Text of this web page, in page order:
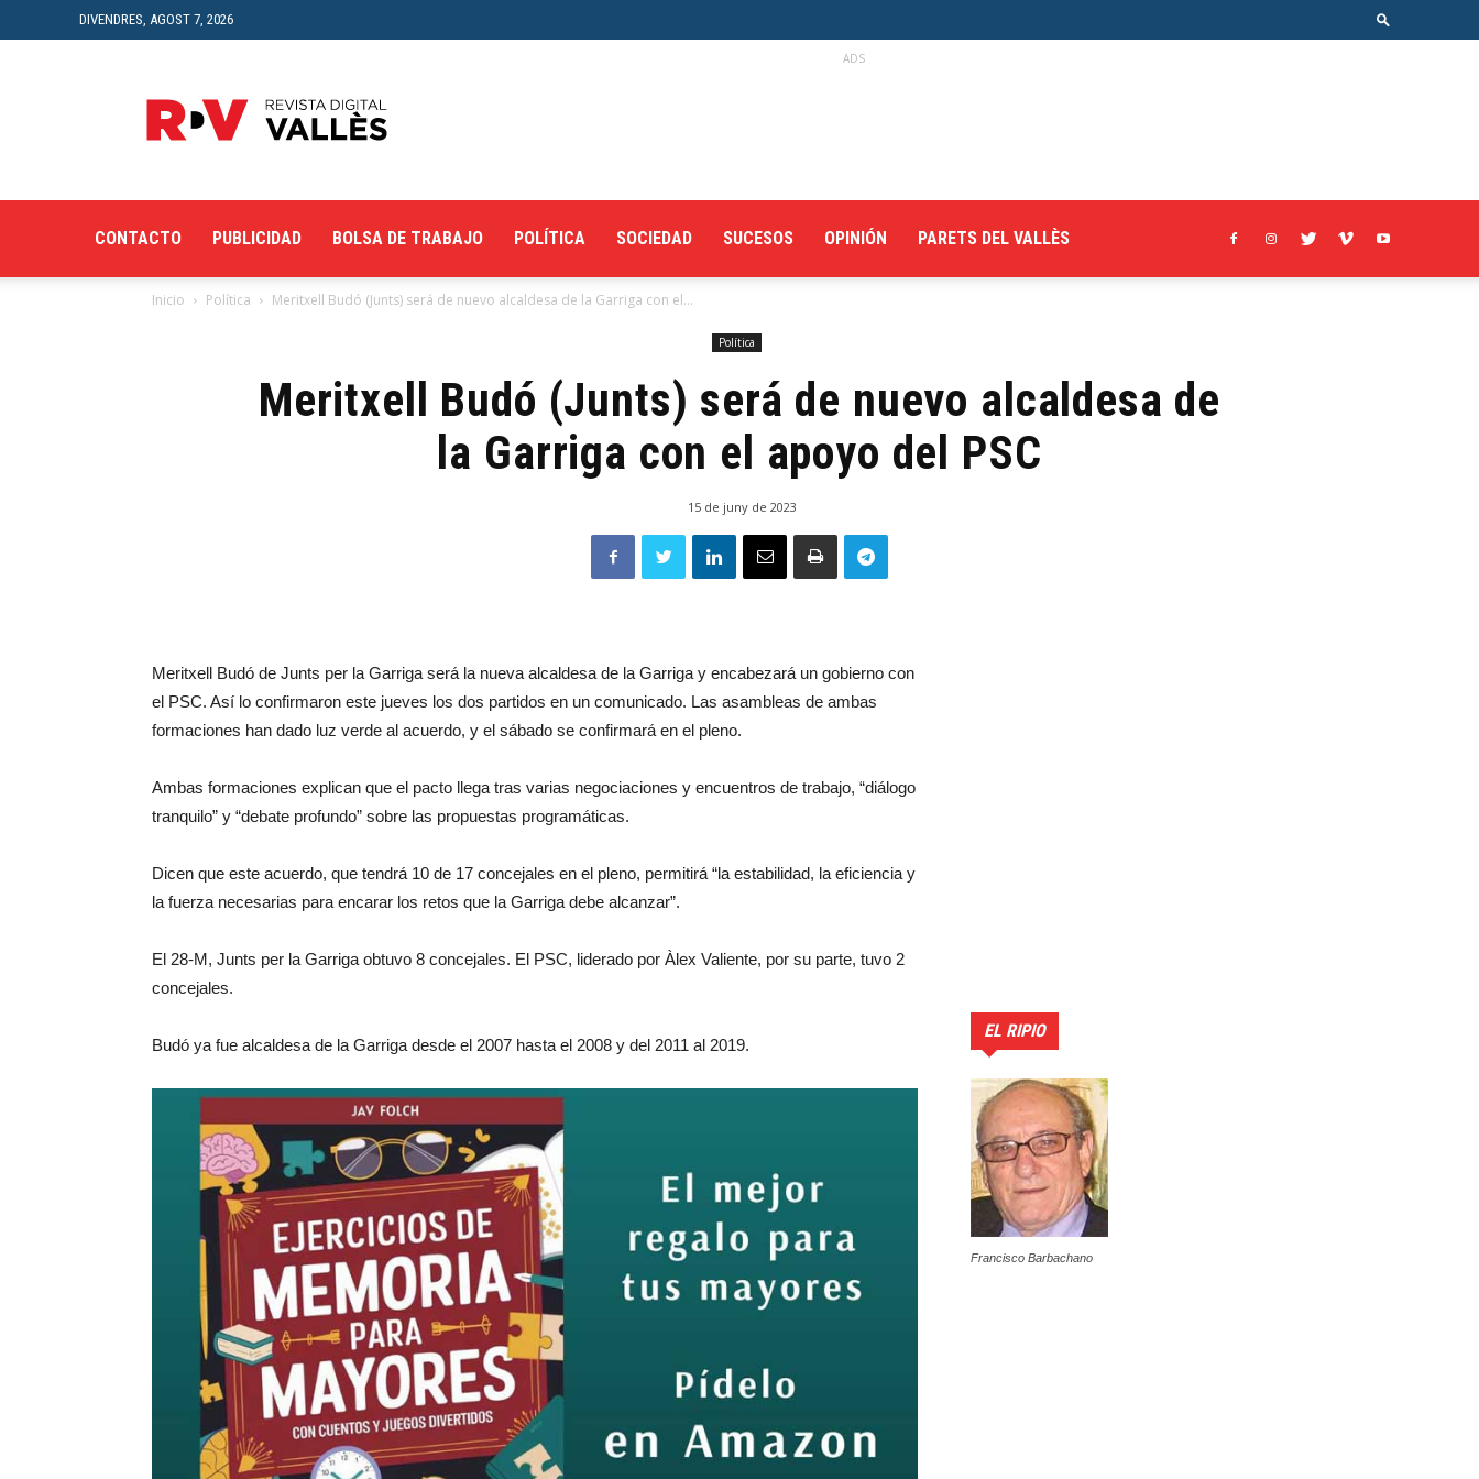
DIVENDRES, AGOST 7, 2026
Digital
del
ADS
CONTACTO PUBLICIDAD BOLSA DE TRABAJO POLÍTICA SOCIEDAD SUCESOS OPINIÓN PARETS DEL VALLÈS
Inicio Política Meritxell Budó (Junts) será de nuevo alcaldesa de la Garriga con el...
Política
Meritxell Budó (Junts) será de nuevo alcaldesa de
la Garriga con el apoyo del PSC
15 de juny de 2023
Meritxell Budó de Junts per la Garriga será la nueva alcaldesa de la Garriga y encabezará un gobierno con
el PSC. Así lo confirmaron este jueves los dos partidos en un comunicado. Las asambleas de ambas
formaciones han dado luz verde al acuerdo, y el sábado se confirmará en el pleno.
Ambas formaciones explican que el pacto llega tras varias negociaciones y encuentros de trabajo, “diálogo
tranquilo” y “debate profundo” sobre las propuestas programáticas.
Dicen que este acuerdo, que tendrá 10 de 17 concejales en el pleno, permitirá “la estabilidad, la eficiencia y
la fuerza necesarias para encarar los retos que la Garriga debe alcanzar”.
El 28-M, Junts per la Garriga obtuvo 8 concejales. El PSC, liderado por Àlex Valiente, por su parte, tuvo 2
concejales.
Budó ya fue alcaldesa de la Garriga desde el 2007 hasta el 2008 y del 2011 al 2019.
EL RIPIO
Francisco Barbachano